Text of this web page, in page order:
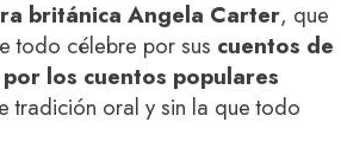
británica Angela Carter, que
todo célebre por sus cuentos de
los cuentos populares
tradición oral y sin la que todo